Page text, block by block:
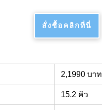
สั่งซื้อคลิกที่นี่
2,1990 บาท
15.2 คิว